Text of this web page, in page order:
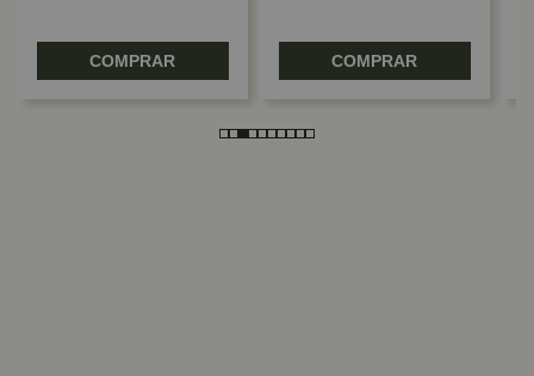
COMPRAR COMPRAR